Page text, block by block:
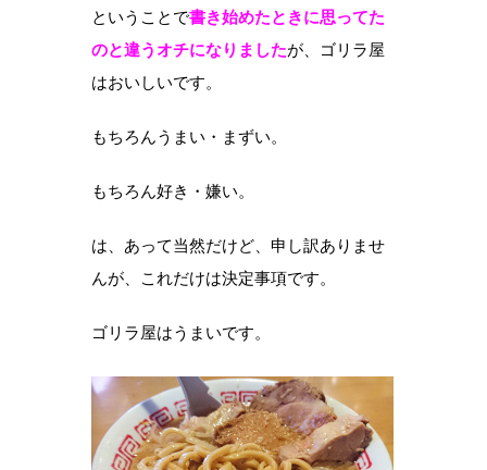
ということで書き始めたときに思ってた
のと違うオチになりましたが、ゴリラ屋
はおいしいです。
もちろんうまい・まずい。
もちろん好き・嫌い。
は、あって当然だけど、申し訳ありませ
んが、これだけは決定事項です。
ゴリラ屋はうまいです。